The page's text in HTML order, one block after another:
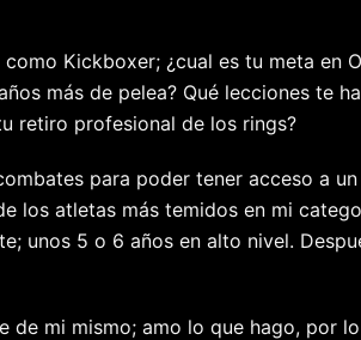
Kickboxer; ¿cual es tu meta en
más de pelea? Qué lecciones te
retiro profesional de los rings?
para poder tener acceso a
los atletas más temidos en mi
unos 5 o 6 años en alto nivel.
de mi mismo; amo lo que hago, por